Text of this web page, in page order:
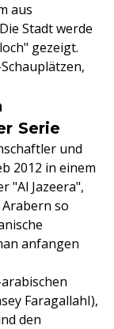
aus
Stadt werde
gezeigt.
Serie
und
2012 in einem
"Al Jazeera",
so
anfangen
FaragallahI),
den